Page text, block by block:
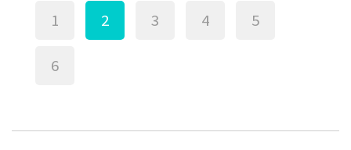
1 2 3 4 5
6